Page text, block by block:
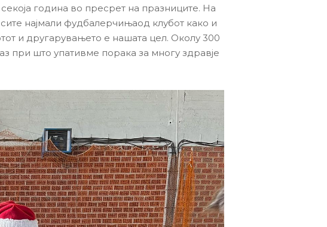
година во пресрет на празниците. На
најмали фудбалерчињаод клубот како и
и другарувањето е нашата цел. Околу 300
што упативме порака за многу здравје